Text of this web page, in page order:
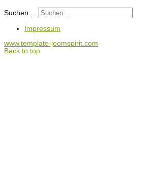
Suchen ...
Impressum
www.template-joomspirit.com
Back to top